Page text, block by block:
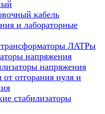
кабель
и лабораторные
ЛАТРы
напряжения
напряжения
отгорания нуля и
стабилизаторы